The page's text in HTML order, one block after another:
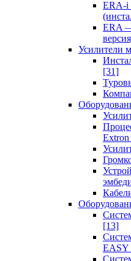
ERA-i
ERA
Усилители
[31]
Extron
[13]
EASY